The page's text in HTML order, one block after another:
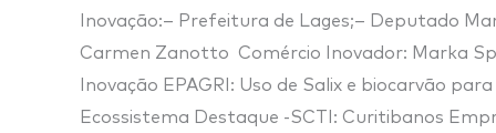
Inovação:– Prefeitura de Lages;– Deputado
Carmen Zanotto Comércio Inovador: Marka
Inovação EPAGRI: Uso de Salix e biocarvão
Ecossistema Destaque -SCTI: Curitibanos